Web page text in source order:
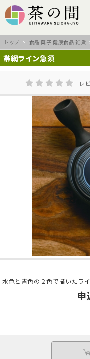
トップ > 食品 菓子 健康食品 雑貨
帯網ライン急須
レ
水色と青色の２色で描いたラ
申